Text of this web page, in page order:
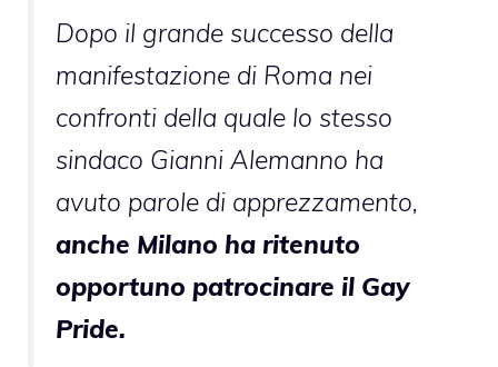
Dopo il grande successo della
manifestazione di Roma nei
confronti della quale lo stesso
sindaco Gianni Alemanno ha
avuto parole di apprezzamento,
anche Milano ha ritenuto
opportuno patrocinare il Gay
Pride.